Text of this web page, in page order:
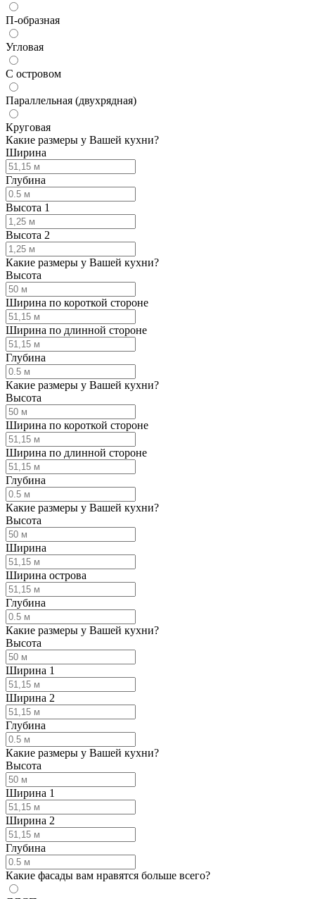
П-образная
Угловая
С островом
Параллельная (двухрядная)
Круговая
Какие размеры у Вашей кухни?
Ширина
Глубина
Высота 1
Высота 2
Какие размеры у Вашей кухни?
Высота
Ширина по короткой стороне
Ширина по длинной стороне
Глубина
Какие размеры у Вашей кухни?
Высота
Ширина по короткой стороне
Ширина по длинной стороне
Глубина
Какие размеры у Вашей кухни?
Высота
Ширина
Ширина острова
Глубина
Какие размеры у Вашей кухни?
Высота
Ширина 1
Ширина 2
Глубина
Какие размеры у Вашей кухни?
Высота
Ширина 1
Ширина 2
Глубина
Какие фасады вам нравятся больше всего?